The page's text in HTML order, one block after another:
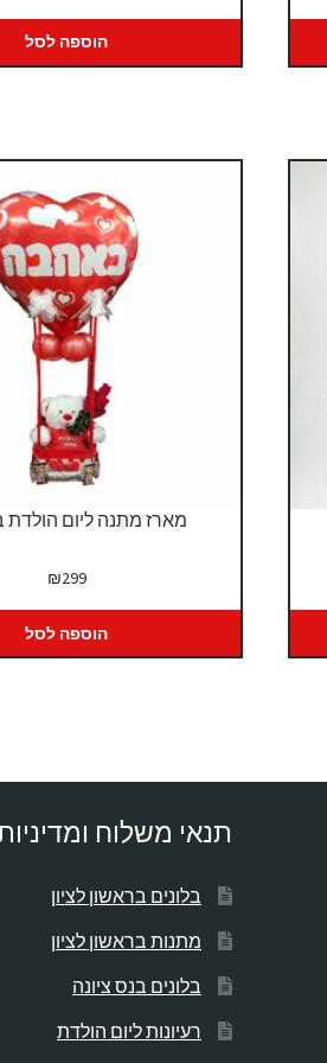
הוספה לסל
מארז מתנה ליום
₪299
הוספה לסל
תנאי משלוח
בלונים בראשון לציון
מתנות בראשון לציון
בלונים בנס ציונה
רעיונות ליום הולדת